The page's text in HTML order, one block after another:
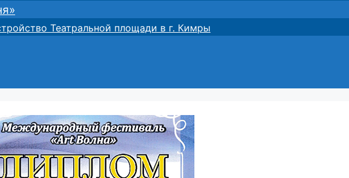
Театральной площади в г. Кимры